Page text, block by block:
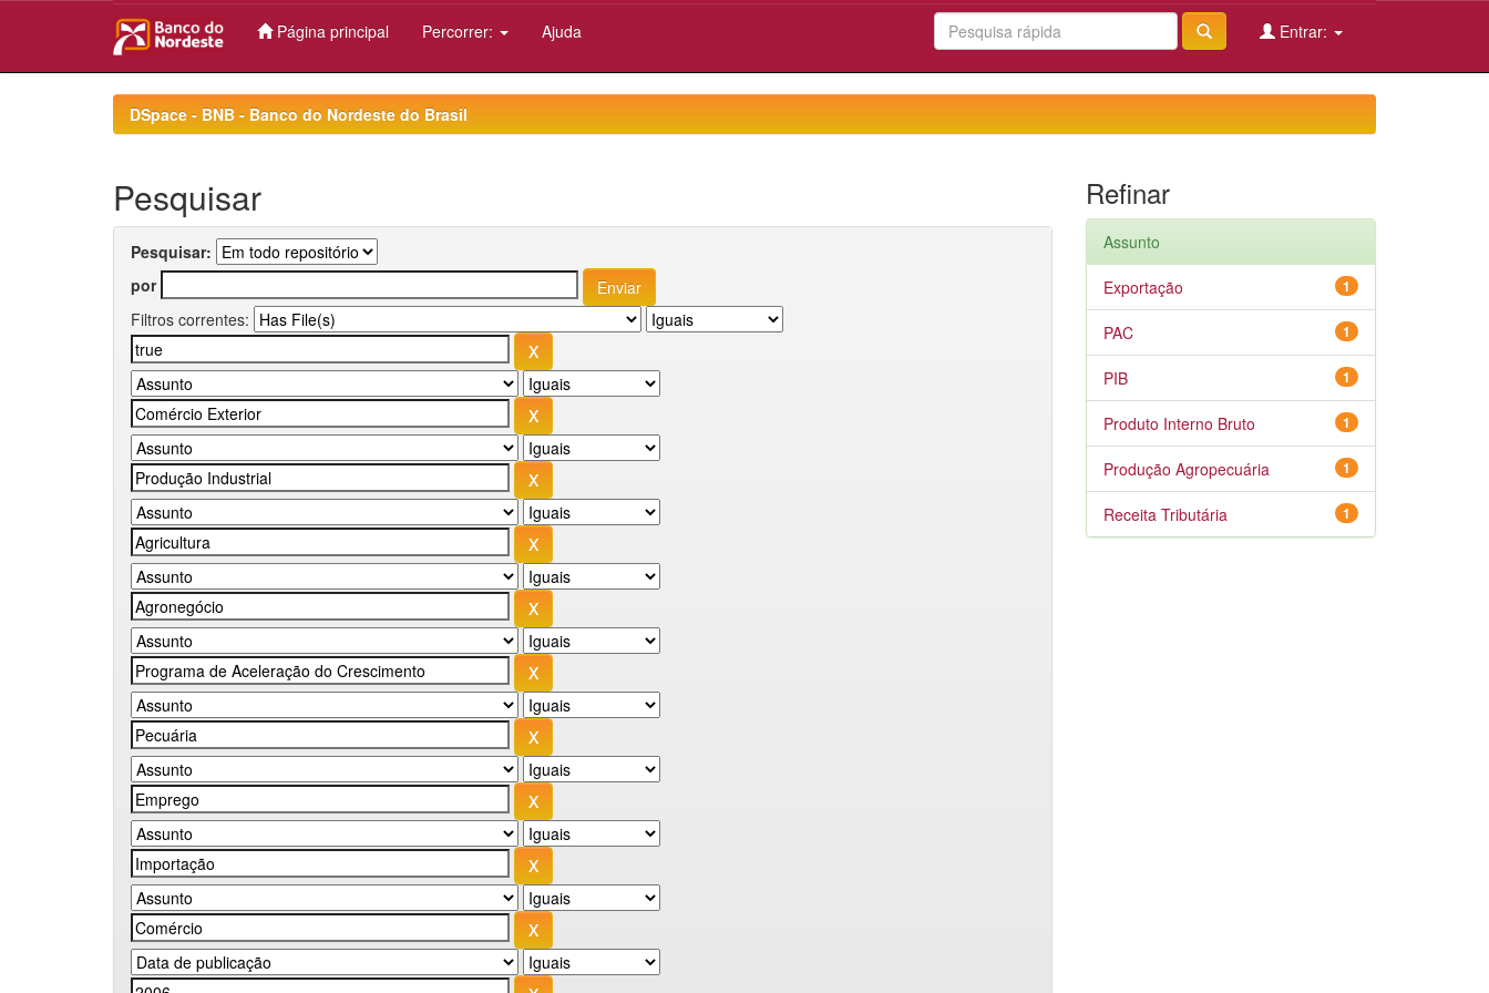
Página principal Percorrer: Ajuda Entrar:
DSpace - BNB - Banco do Nordeste do Brasil
Pesquisar
Pesquisar:
por
Filtros correntes:
Refinar
Assunto
1
Exportação
1
PAC
1
PIB
1
Produto Interno Bruto
1
Produção Agropecuária
1
Receita Tributária